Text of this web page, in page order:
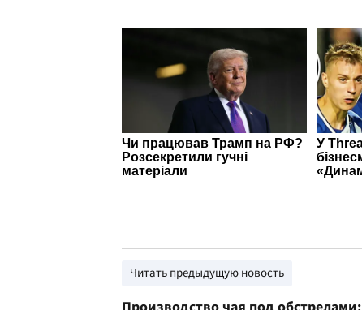
Читать предыдущую новость